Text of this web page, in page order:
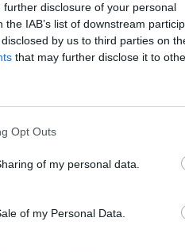
disclosure of your personal
IAB’s list of downstream
by us to third parties on
that may further disclose it to
Opt Outs
of my personal data.
of my Personal Data.